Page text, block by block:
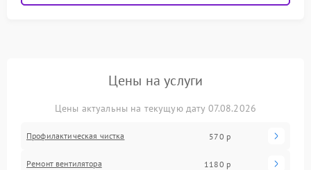
Цены на услуги
Цены актуальны на текущую дату 07.08.2026
Профилактическая чистка 570 р
Ремонт вентилятора 1180 р